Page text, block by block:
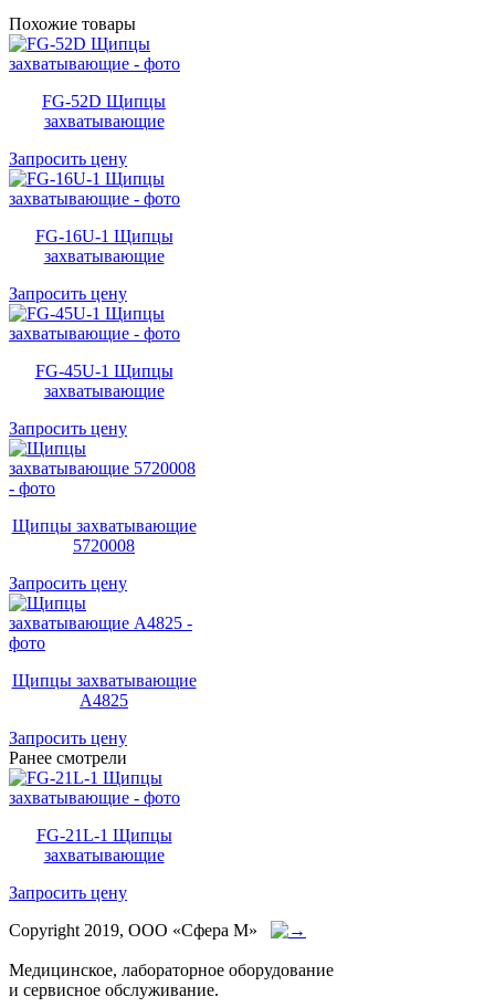
Похожие товары
FG-52D Щипцы
захватывающие
Запросить цену
FG-16U-1 Щипцы
захватывающие
Запросить цену
FG-45U-1 Щипцы
захватывающие
Запросить цену
Щипцы захватывающие
5720008
Запросить цену
Щипцы захватывающие
A4825
Запросить цену
Ранее смотрели
FG-21L-1 Щипцы
захватывающие
Запросить цену
Copyright 2019, ООО «Сфера М»
Медицинское, лабораторное оборудование
и сервисное обслуживание.